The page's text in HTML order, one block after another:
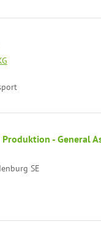
- General
SE